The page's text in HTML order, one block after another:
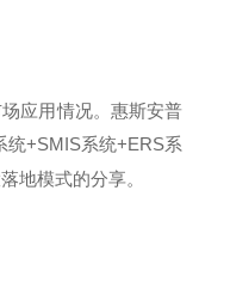
应用情况。惠斯安普
统+SMIS系统+ERS系
地模式的分享。